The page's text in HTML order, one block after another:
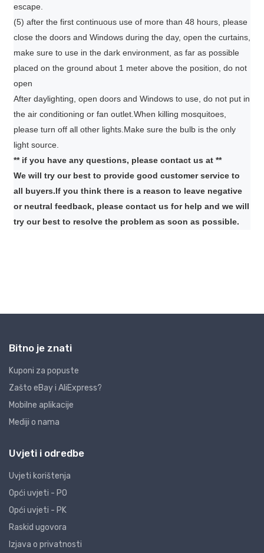
Bitno je znati
Kuponi za popuste
Zašto eBay i AliExpress?
Mobilne aplikacije
Mediji o nama
Uvjeti i odredbe
Uvjeti korištenja
Opći uvjeti - PO
Opći uvjeti - PK
Raskid ugovora
Izjava o privatnosti